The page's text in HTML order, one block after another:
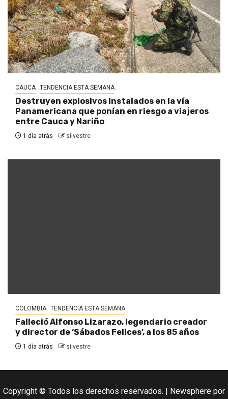
CAUCA TENDENCIA ESTA SEMANA
Destruyen explosivos instalados en la vía
Panamericana que ponían en riesgo a viajeros
entre Cauca y Nariño
1 día atrás silvestre
COLOMBIA TENDENCIA ESTA SEMANA
Falleció Alfonso Lizarazo, legendario creador
y director de ‘Sábados Felices’, a los 85 años
1 día atrás silvestre
Copyright © Todos los derechos reservados. | Newsphere por